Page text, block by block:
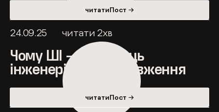
читатиПост →
24.09.25 читати 2хв
Чому ШІ — не кінець
інженерії, а її продовження
читатиПост →